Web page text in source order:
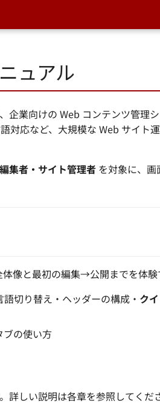
ュアル
企業向けの Web コンテンツ管理
対応など、大規模な Web サイト
編集者・サイト管理者 を対象に、画
像と最初の編集→公開までを体験
切り替え・ヘッダーの構成・ ク
の使い方
しい説明は各章を参照してくだ